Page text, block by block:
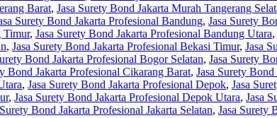
Barat, Jasa Surety Bond Jakarta Murah Tangerang
Surety Bond Jakarta Profesional Bandung, Jasa Surety
Timur, Jasa Surety Bond Jakarta Profesional Bandung Utara,
, Jasa Surety Bond Jakarta Profesional Bekasi Timur, Jasa
Bond Jakarta Profesional Bogor Selatan, Jasa Surety
Bond Jakarta Profesional Cikarang Barat, Jasa Surety
, Jasa Surety Bond Jakarta Profesional Depok, Jasa
, Jasa Surety Bond Jakarta Profesional Depok Utara, Jasa
Bond Jakarta Profesional Jakarta Selatan, Jasa Surety